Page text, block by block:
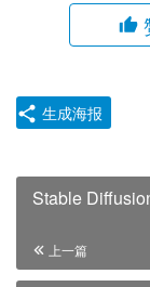
生成海报
Stable
上一篇